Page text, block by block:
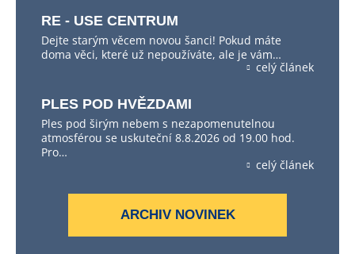
RE - USE CENTRUM
Dejte starým věcem novou šanci! Pokud máte
doma věci, které už nepoužíváte, ale je vám…
celý článek
PLES POD HVĚZDAMI
Ples pod širým nebem s nezapomenutelnou
atmosférou se uskuteční 8.8.2026 od 19.00 hod.
Pro…
celý článek
ARCHIV NOVINEK